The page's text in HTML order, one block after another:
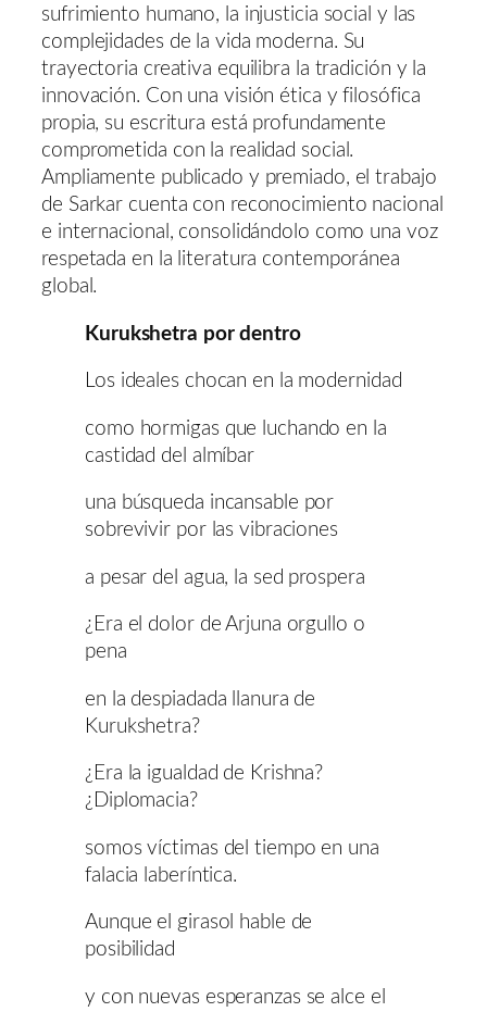
sufrimiento humano, la injusticia social y las
complejidades de la vida moderna. Su
trayectoria creativa equilibra la tradición y la
innovación. Con una visión ética y filosófica
propia, su escritura está profundamente
comprometida con la realidad social.
Ampliamente publicado y premiado, el trabajo
de Sarkar cuenta con reconocimiento nacional
e internacional, consolidándolo como una voz
respetada en la literatura contemporánea
global.
Kurukshetra por dentro
Los ideales chocan en la modernidad
como hormigas que luchando en la
castidad del almíbar
una búsqueda incansable por
sobrevivir por las vibraciones
a pesar del agua, la sed prospera
¿Era el dolor de Arjuna orgullo o
pena
en la despiadada llanura de
Kurukshetra?
¿Era la igualdad de Krishna?
¿Diplomacia?
somos víctimas del tiempo en una
falacia laberíntica.
Aunque el girasol hable de
posibilidad
y con nuevas esperanzas se alce el